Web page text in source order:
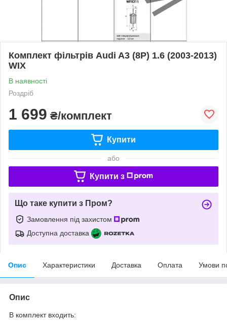
Комплект фільтрів Audi A3 (8P) 1.6 (2003-2013)
WIX
В наявності
Роздріб
1 699 ₴/комплект
Купити
або
Купити з
Що таке купити з Пром?
Замовлення під захистом
Доступна доставка
Опис Характеристики Доставка Оплата Умови
Опис
В комплект входить: